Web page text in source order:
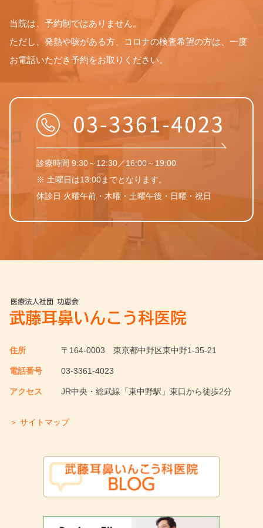
当院は、予約制ではありません。
ただし、発熱や咳がある方、コロナの検査希望の方は、一度
お電話いただき予約をお取りください。
診療時間 9:30～12:30／16:00～19:00
※ 土曜日は13:00までとなります。
休診日 火曜午前・木曜・土曜午後・日曜・祝日
住所 〒164-0003 東京都中野区東中野1-35-21
電話番号 03-3361-4023
アクセス JR中央・総武線「東中野駅」東口から徒歩2分
＞ サイトマップ